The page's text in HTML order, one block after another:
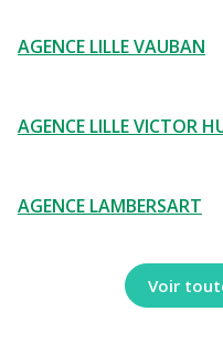
AGENCE LILLE VAUBAN
AGENCE LILLE VICTOR
AGENCE LAMBERSART
Voir